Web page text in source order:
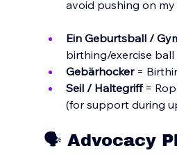
avoid pushing on
Ein Geburtsball /
birthing/exercise ball
Gebärhocker =
Seil / Haltegriff =
(for support during
🗣️ Advocacy